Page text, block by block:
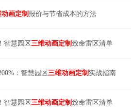
画定制 报价与节省成本的方法
智慧园区三维动画定制 致命雷区清单
：智慧园区三维动画定制 实战指南
智慧园区三维动画定制 致命雷区清单